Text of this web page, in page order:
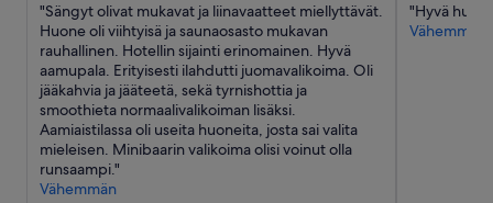
"Sängyt olivat mukavat ja liinavaatteet miellyttävät.
Huone oli viihtyisä ja saunaosasto mukavan
rauhallinen. Hotellin sijainti erinomainen. Hyvä
aamupala. Erityisesti ilahdutti juomavalikoima. Oli
jääkahvia ja jääteetä, sekä tyrnishottia ja
smoothieta normaalivalikoiman lisäksi.
Aamiaistilassa oli useita huoneita, josta sai valita
mieleisen. Minibaarin valikoima olisi voinut olla
runsaampi."
Vähemmän
"Hyvä
Vähemmän